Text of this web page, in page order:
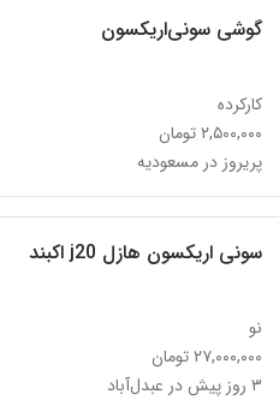
گوشی سونی‌اریکسون
کارکرده
۲,۵۰۰,۰۰۰ تومان
پریروز در مسعودیه
سونی اریکسون هازل j20 اکبند
نو
۲۷,۰۰۰,۰۰۰ تومان
۳ روز پیش در عبدل‌آباد